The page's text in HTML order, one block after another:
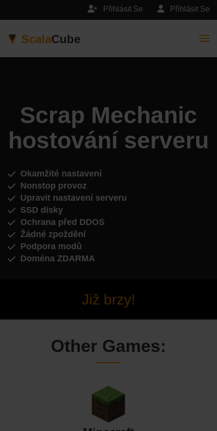
Přihlásit Se
Přihlásit Se
ScalaCube
Scrap Mechanic
hostování serveru
Okamžité nastavení
Nonstop provoz
Upravit nastavení serveru
SSD disky
Ochrana před DDOS
Žádné zpoždění
Podpora modů
Doména ZDARMA
Již brzy!
Other Games: